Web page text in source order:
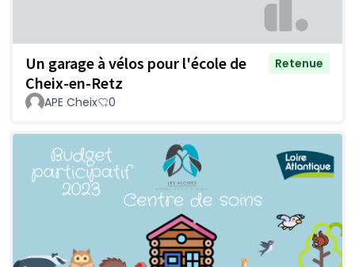
Un garage à vélos pour l'école de
Cheix-en-Retz
Retenue
APE Cheix 0